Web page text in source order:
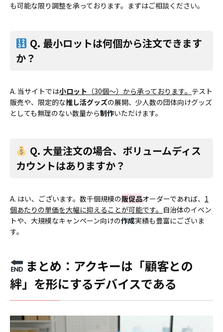
も可能な限り調整を承っております。まずはご相談ください。
Q. 最小ロットは何個から注文できます
か？
A. 当サイトでは小ロット （30個〜）から承っております。 テスト
販売や、限定的な推し活グッズの展開、少人数の団体向けグッズ
としても無理のない数量から制作いただけます。
Q. 大量注文の場合、ボリュームディス
カウントはありますか？
A. はい、ございます。数千個規模の販促品オーダーであれば、 1
個あたりの単価を大幅に抑えることが可能です。 自治体のイベン
トや、大規模なキャンペーン向けの作成実績も豊富にございま
す。
まとめ：アクキーは「顧客との
絆」を形にするデバイスである